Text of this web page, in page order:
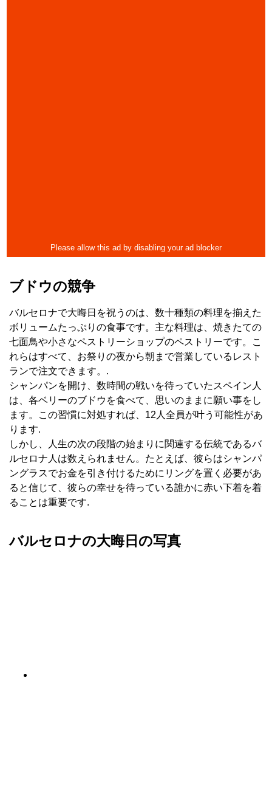
ブドウの競争
バルセロナで大晦日を祝うのは、数十種類の料理を揃えた
ボリュームたっぷりの食事です。主な料理は、焼きたての
七面鳥や小さなペストリーショップのペストリーです。こ
れらはすべて、お祭りの夜から朝まで営業しているレスト
ランで注文できます。.
シャンパンを開け、数時間の戦いを待っていたスペイン人
は、各ベリーのブドウを食べて、思いのままに願い事をし
ます。この習慣に対処すれば、12人全員が叶う可能性があ
ります.
しかし、人生の次の段階の始まりに関連する伝統であるバ
ルセロナ人は数えられません。たとえば、彼らはシャンパ
ングラスでお金を引き付けるためにリングを置く必要があ
ると信じて、彼らの幸せを待っている誰かに赤い下着を着
ることは重要です.
バルセロナの大晦日の写真